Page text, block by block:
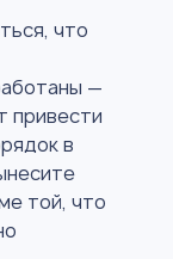
что
—
привести
в
той, что